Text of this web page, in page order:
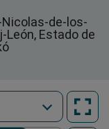
de-los-
León, Estado de